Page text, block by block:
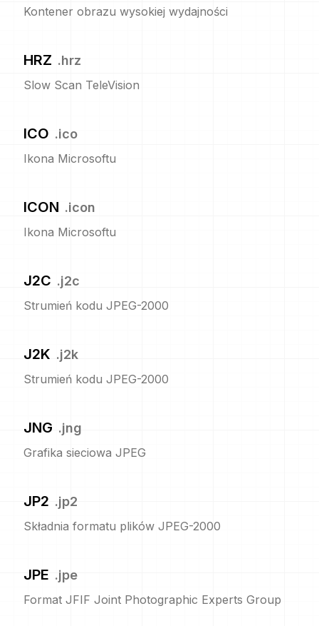
Kontener obrazu wysokiej wydajności
HRZ .hrz
Slow Scan TeleVision
ICO .ico
Ikona Microsoftu
ICON .icon
Ikona Microsoftu
J2C .j2c
Strumień kodu JPEG-2000
J2K .j2k
Strumień kodu JPEG-2000
JNG .jng
Grafika sieciowa JPEG
JP2 .jp2
Składnia formatu plików JPEG-2000
JPE .jpe
Format JFIF Joint Photographic Experts Group